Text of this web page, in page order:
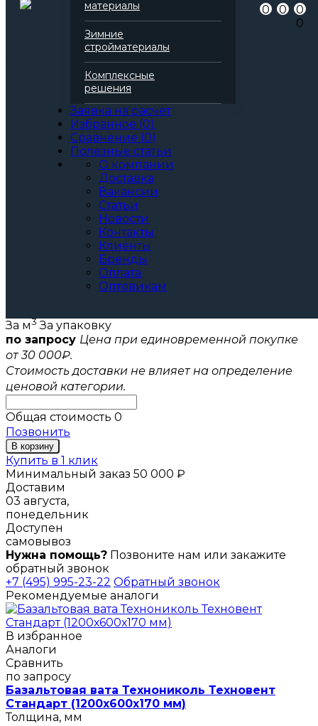
материалы
Зимние
стройматериалы
Комплексные
решения
Заявка на расчет
Избранное (0)
Сравнение (0)
Полезные статьи
О компании
Доставка
Вакансии
Статьи
Новости
Контакты
Клиенты
Бренды
Оплата
Оптовикам
0 0
0
0
Серия
Вент-Фасад
Базальтовая вата
Все характеристики
За м3 За упаковку
по запросу Цена при единовременной покупке
от 30 000₽.
Стоимость доставки не влияет на определение
ценовой категории.
Общая стоимость 0
Позвонить
В корзину
Купить в 1 клик
Минимальный заказ 50 000 ₽
Доставим
03 августа,
понедельник
Доступен
самовывоз
Нужна помощь? Позвоните нам или закажите
обратный звонок
+7 (495) 995-23-22 Обратный звонок
Рекомендуемые аналоги
В избранное
Аналоги
Сравнить
по запросу
Базальтовая вата Технониколь Техновент
Стандарт (1200х600х170 мм)
Толщина, мм